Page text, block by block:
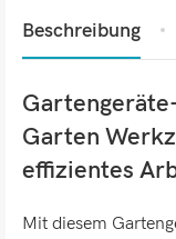
Beschreibung
Garten
effizientes
Mit diesem